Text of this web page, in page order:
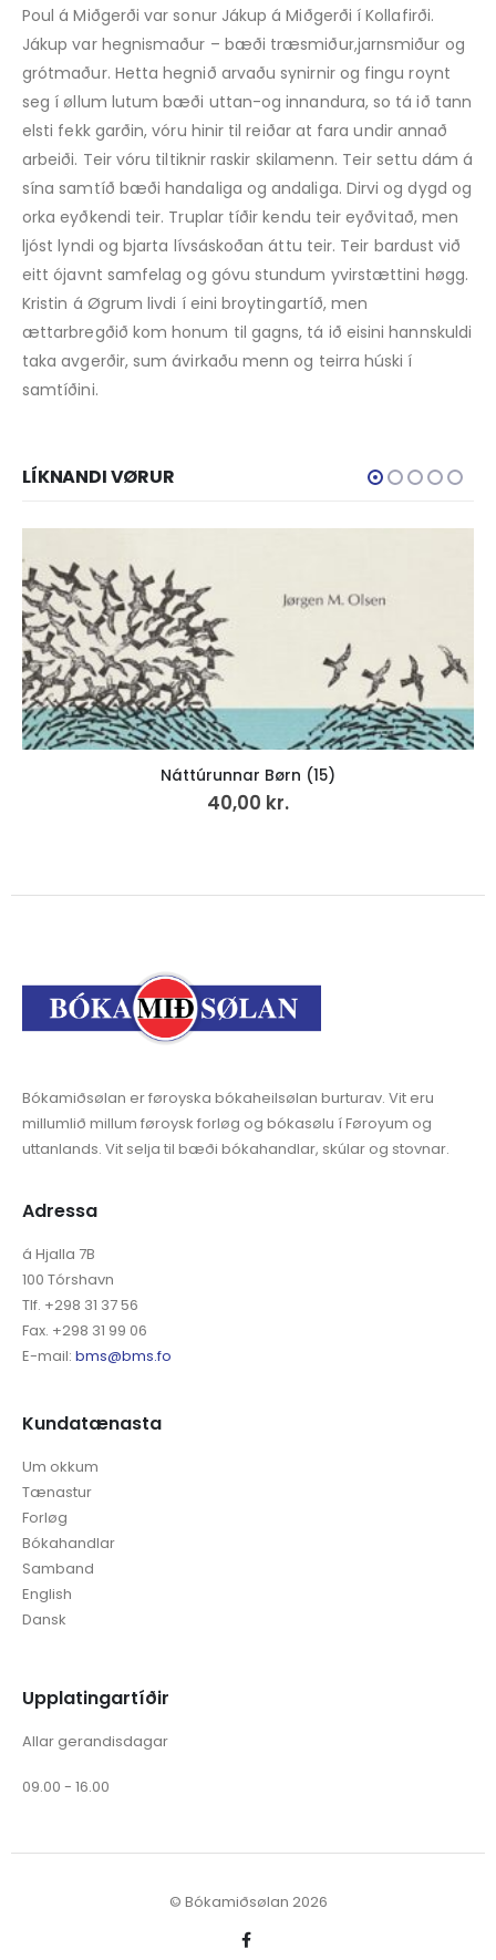
Poul á Miðgerði var sonur Jákup á Miðgerði í Kollafirði.
Jákup var hegnismaður – bæði træsmiður,jarnsmiður og
grótmaður. Hetta hegnið arvaðu synirnir og fingu roynt
seg í øllum lutum bæði ­uttan-og innandura, so tá ið tann
elsti fekk garðin, vóru hinir til reiðar at fara undir annað
arbeiði. Teir vóru tiltiknir rask­ir skilamenn. Teir settu dám á
sína samtíð bæði handaliga og andaliga. Dirvi og dygd og
orka eyðkendi teir. Truplar tíðir kendu teir eyðvitað, men
ljóst lyndi og bjarta lívsáskoðan áttu teir. Teir bardust við
eitt ójavnt samfelag og góvu stundum yvir­stætt­ini høgg.
Kristin á Øgrum livdi í eini broytingar­tíð, men
ættarbregðið kom honum til gagns, tá ið eisini hannskuldi
taka avgerðir, sum ávirkaðu menn og teirra húski í
samtíðini.
LÍKNANDI VØRUR
Trúbótin 500 ár
0,00 kr.
Bókamiðsølan er føroyska bókaheilsølan burturav. Vit eru
millumlið millum føroysk forløg og bókasølu í Føroyum og
uttanlands. Vit selja til bæði bókahandlar, skúlar og stovnar.
Adressa
á Hjalla 7B
100 Tórshavn
Tlf. +298 31 37 56
Fax. +298 31 99 06
E-mail: bms@bms.fo
Kundatænasta
Um okkum
Tænastur
Forløg
Bókahandlar
Samband
English
Dansk
Upplatingartíðir
Allar gerandisdagar
09.00 - 16.00
© Bókamiðsølan 2026